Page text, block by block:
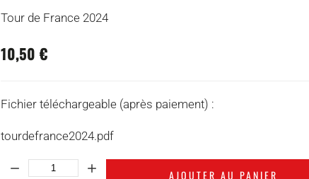
Tour de France 2024
10,50 €
Fichier téléchargeable (après paiement) :
tourdefrance2024.pdf
Quantité:
AJOUTER AU PANIER